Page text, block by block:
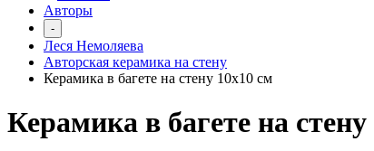
Авторы
-
Леся Немоляева
Авторская керамика на стену
Керамика в багете на стену 10х10 см
Керамика в багете на